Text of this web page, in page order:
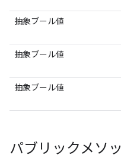
抽象ブール値
抽象ブール値
抽象ブール値
パブリックメソ